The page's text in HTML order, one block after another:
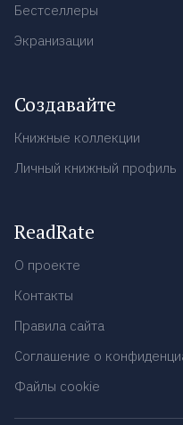
Бестселлеры
Экранизации
Создавайте
Книжные коллекции
Личный книжный профиль
ReadRate
О проекте
Контакты
Правила сайта
Соглашение о
Файлы cookie